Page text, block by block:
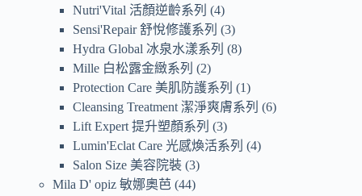
Nutri'Vital 活顏逆齡系列
4
Sensi'Repair 舒悅修護系列
3
Hydra Global 冰泉水漾系列
8
Mille 白松露金緻系列
2
Protection Care 美肌防護系列
1
Cleansing Treatment 潔淨爽膚系列
6
Lift Expert 提升塑顏系列
3
Lumin'Eclat Care 光感煥活系列
4
Salon Size 美容院裝 3
Mila D' opiz 敏娜奧芭 44